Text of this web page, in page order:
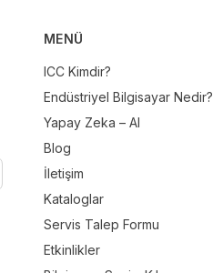
MENÜ
ICC Kimdir?
Endüstriyel Bilgisayar Nedir?
Yapay Zeka – AI
Blog
İletişim
Kataloglar
Servis Talep Formu
Etkinlikler